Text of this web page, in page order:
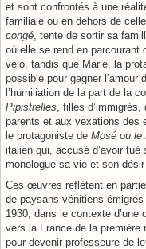
et sont confrontés à une
familiale ou en dehors de
congé, tente de sortir sa
où elle se rend en parcourant
vélo, tandis que Marie, la
possible pour gagner l’amour
l’humiliation de la part de la
Pipistrelles, filles d’immigrés,
parents et aux vexations des
le protagoniste de Mosé ou le
italien qui, accusé d’avoir
monologue sa vie et son
Ces œuvres reflètent en partie
de paysans vénitiens
1930, dans le contexte
vers la France de la première
pour devenir professeure de